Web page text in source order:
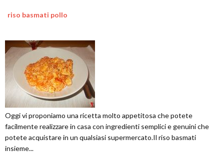
riso basmati pollo
Oggi vi proponiamo una ricetta molto appetitosa che potete
facilmente realizzare in casa con ingredienti semplici e genuini che
potete acquistare in un qualsiasi supermercato.Il riso basmati
insieme...